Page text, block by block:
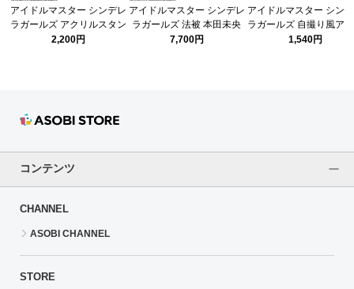
アイドルマスター シンデレ
ラガールズ アクリルスタン
ド 鷺沢文香 シンデレラガー
2,200円
アイドルマスター シンデレ
ラガールズ 法被 本田未央
シンデレラガール総選挙
7,700円
アイドルマスター シン
ラガールズ 自撮り風ア
ルスタンド シンデレラ
1,540円
コンテンツ
CHANNEL
ASOBI CHANNEL
STORE